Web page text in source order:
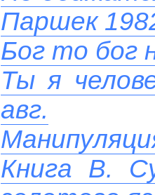
Паршек
Бог то бог
Ты я
авг.
Книга В.